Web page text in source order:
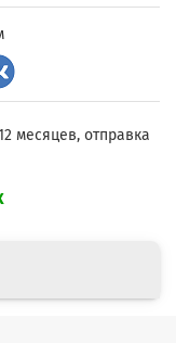
месяцев, отправка